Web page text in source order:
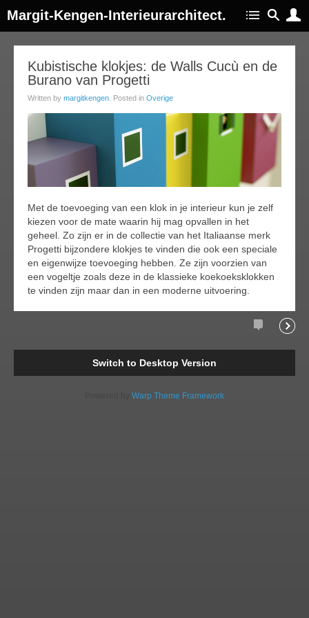
Margit-Kengen-Interieurarchitect.
Kubistische klokjes: de Walls Cucù en de
Burano van Progetti
Written by margitkengen . Posted in Overige
Met de toevoeging van een klok in je interieur kun je zelf
kiezen voor de mate waarin hij mag opvallen in het
geheel. Zo zijn er in de collectie van het Italiaanse merk
Progetti bijzondere klokjes te vinden die ook een speciale
en eigenwijze toevoeging hebben. Ze zijn voorzien van
een vogeltje zoals deze in de klassieke koekoeksklokken
te vinden zijn maar dan in een moderne uitvoering.
Comments
Switch to Desktop Version
Warp Theme Framework